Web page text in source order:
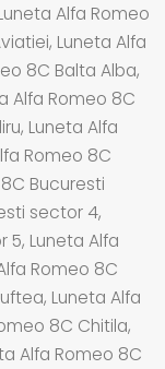
Alfa Romeo
Luneta Alfa
8C Balta Alba,
Alfa Romeo 8C
Luneta Alfa
Romeo 8C
Bucuresti
sector 4,
5, Luneta Alfa
Romeo 8C
Luneta Alfa
8C Chitila,
Alfa Romeo 8C